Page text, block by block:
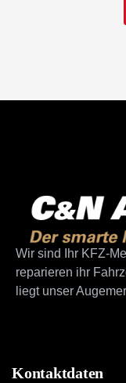
Wir sind Ihr KFZ-
reparieren ihr
liegt unser
Kontaktdaten